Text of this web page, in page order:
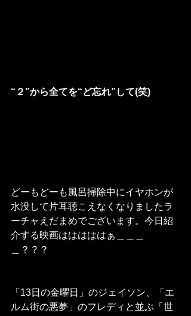
“２”から全てを“ど忘れ”して(笑)
どーもどーも風呂掃除中にイヤホンが
水没して片耳聴こえなくなりましたラ
ーチャえだまめでございます。今日紹
介する映画はははははぁ＿＿＿
＿？？？
「13日の金曜日」のジェイソン、「エ
ルム街の悪夢」のフレディと並ぶ「世